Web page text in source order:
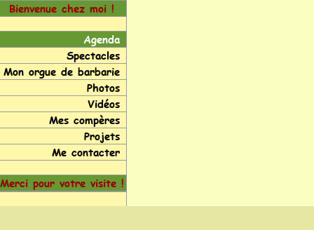
Bienvenue chez moi !
Agenda
Spectacles
Mon orgue de barbarie
Photos
Vidéos
Mes compères
Projets
Me contacter
Merci pour votre visite !